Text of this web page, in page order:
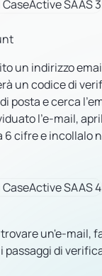
un indirizzo
un codice di
posta e cerca
l'e-mail,
6 cifre e incollalo
un'e-mail,
passaggi di